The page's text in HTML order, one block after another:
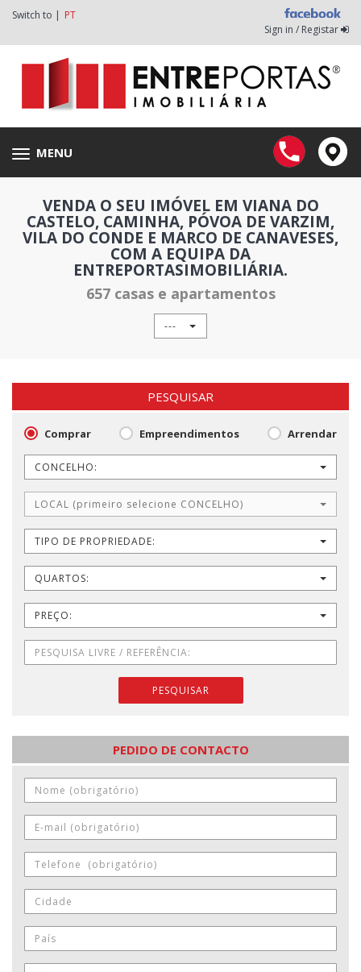
Switch to | PT
Sign in / Registar
Toggle
navigation
MENU
VENDA O SEU IMÓVEL EM VIANA DO
CASTELO, CAMINHA, PÓVOA DE VARZIM,
VILA DO CONDE E MARCO DE CANAVESES,
COM A EQUIPA DA
ENTREPORTASIMOBILIÁRIA.
657 casas e apartamentos
---
PESQUISAR
Comprar Empreendimentos Arrendar
CONCELHO:
LOCAL (primeiro selecione CONCELHO)
TIPO DE PROPRIEDADE:
QUARTOS:
PREÇO:
PESQUISAR
PEDIDO DE CONTACTO